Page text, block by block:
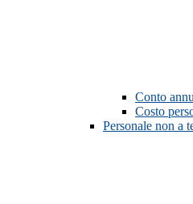
Conto
Costo
Personale non a